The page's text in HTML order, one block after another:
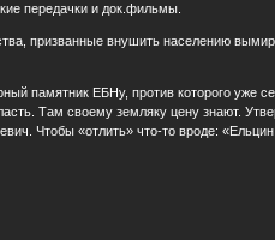
передачки и док.фильмы.
призванные внушить населению
памятник ЕБНу, против которого уже
Там своему земляку цену знают.
Чтобы «отлить» что-то вроде: